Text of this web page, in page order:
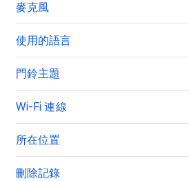
麥克風
使用的語言
門鈴主題
Wi-Fi 連線
所在位置
刪除記錄